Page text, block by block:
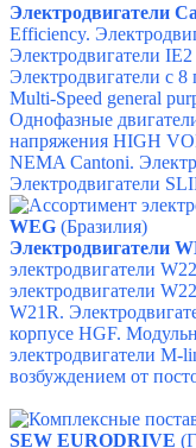
Электродвигатели
Efficiency.
Электродвигатели
Электродвигатели с
Multi-Speed general
Однофазные
напряжения HIGH
NEMA Cantoni.
Электродвигатели
WEG (Бразилия)
Электродвигатели
электродвигатели
электродвигатели
W21R.
корпусе HGF.
электродвигатели M-
возбуждением от
SEW EURODRIVE